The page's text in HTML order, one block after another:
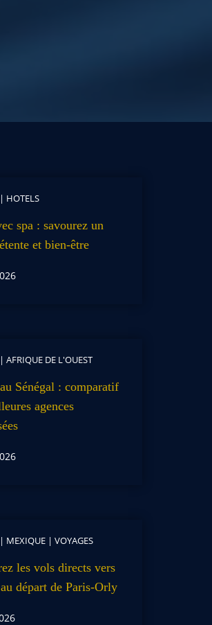
HOTELS
spa : savourez un
et bien-être
AFRIQUE DE L'OUEST
Sénégal : comparatif
agences
MEXIQUE| VOYAGES
les vols directs vers
départ de Paris-Orly